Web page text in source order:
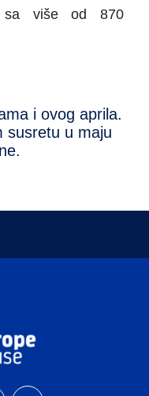
sa više od 870
i ovog aprila.
susretu u maju